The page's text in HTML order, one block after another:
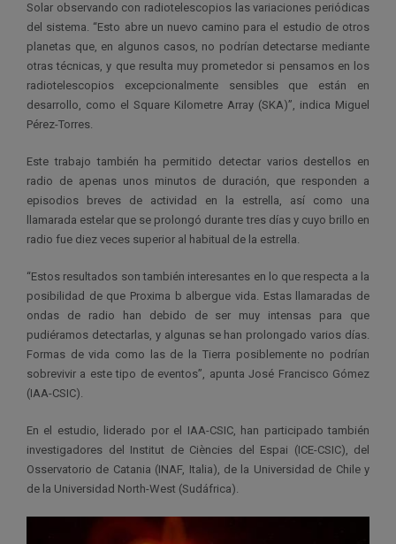
Solar observando con radiotelescopios las variaciones periódicas
del sistema. “Esto abre un nuevo camino para el estudio de otros
planetas que, en algunos casos, no podrían detectarse mediante
otras técnicas, y que resulta muy prometedor si pensamos en los
radiotelescopios excepcionalmente sensibles que están en
desarrollo, como el Square Kilometre Array (SKA)”, indica Miguel
Pérez-Torres.
Este trabajo también ha permitido detectar varios destellos en
radio de apenas unos minutos de duración, que responden a
episodios breves de actividad en la estrella, así como una
llamarada estelar que se prolongó durante tres días y cuyo brillo en
radio fue diez veces superior al habitual de la estrella.
“Estos resultados son también interesantes en lo que respecta a la
posibilidad de que Proxima b albergue vida. Estas llamaradas de
ondas de radio han debido de ser muy intensas para que
pudiéramos detectarlas, y algunas se han prolongado varios días.
Formas de vida como las de la Tierra posiblemente no podrían
sobrevivir a este tipo de eventos”, apunta José Francisco Gómez
(IAA-CSIC).
En el estudio, liderado por el IAA-CSIC, han participado también
investigadores del Institut de Ciències del Espai (ICE-CSIC), del
Osservatorio de Catania (INAF, Italia), de la Universidad de Chile y
de la Universidad North-West (Sudáfrica).